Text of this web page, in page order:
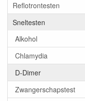
Reflotrontesten
Sneltesten
Alkohol
Chlamydia
D-Dimer
Zwangerschapstest